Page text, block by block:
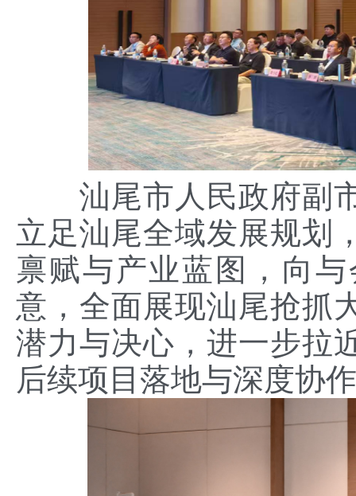
汕尾市人民政府副市
立足汕尾全域发展规划
禀赋与产业蓝图，向
意，全面展现汕尾抢抓
潜力与决心，进一步拉
后续项目落地与深度协